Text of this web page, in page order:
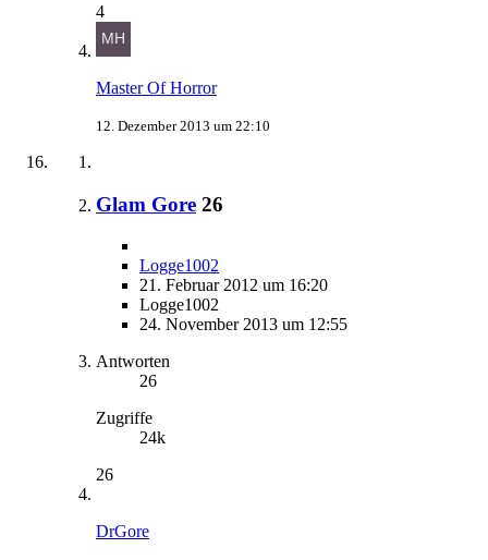
4
Master Of Horror
12. Dezember 2013 um 22:10
Glam Gore 26
Logge1002
21. Februar 2012 um 16:20
Logge1002
24. November 2013 um 12:55
Antworten
26
Zugriffe
24k
26
DrGore